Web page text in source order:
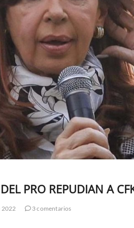
PRO REPUDIAN A
2022 3 comentarios